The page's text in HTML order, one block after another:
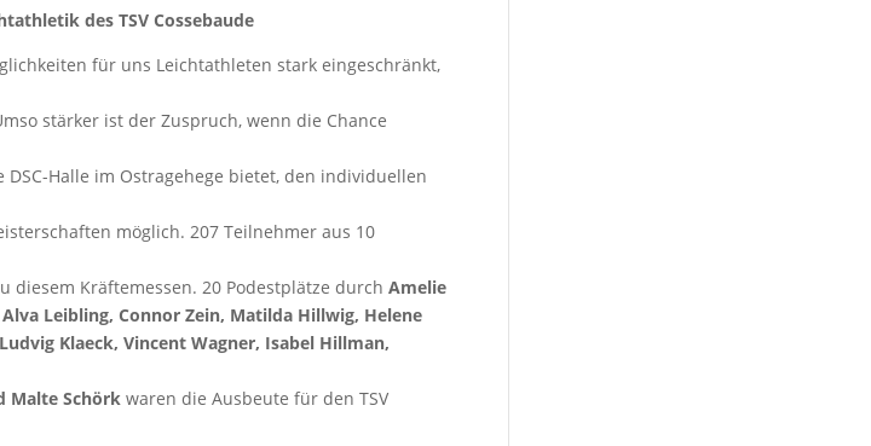
des TSV Cossebaude
für uns Leichtathleten stark eingeschränkt,
stärker ist der Zuspruch, wenn die Chance
Halle im Ostragehege bietet, den individuellen
möglich. 207 Teilnehmer aus 10
diesem Kräftemessen. 20 Podestplätze durch Amelie
Leibling, Connor Zein, Matilda Hillwig, Helene
Klaeck, Vincent Wagner, Isabel Hillman,
Malte Schörkwaren die Ausbeute für den TSV